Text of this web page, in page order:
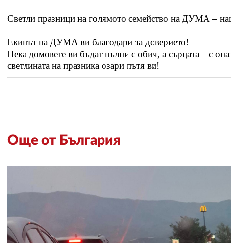
Светли празници на голямото семейство на ДУМА –
Екипът на ДУМА ви благодари за доверието!
Нека домовете ви бъдат пълни с обич, а сърцата – с
светлината на празника озари пътя ви!
Още от България